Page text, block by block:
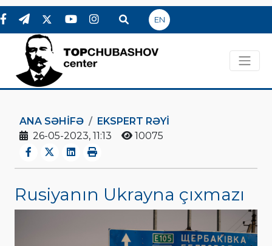
EN
ANA SƏHIFƏ
EKSPERT RƏYI
26-05-2023, 11:13
10075
Rusiyanın Ukrayna çıxmazı